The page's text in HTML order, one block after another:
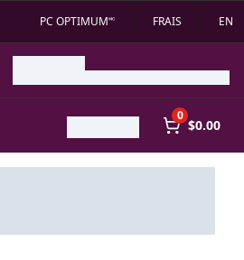
PC OPTIMUM🅪 FRAIS EN
0
$0.00